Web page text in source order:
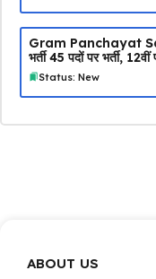
Gram Panchayat
भर्ती 45 पदों पर भर्ती,
Status: New
ABOUT US